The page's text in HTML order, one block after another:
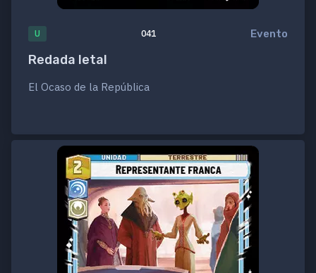
U 041 Evento
Redada letal
El Ocaso de la República